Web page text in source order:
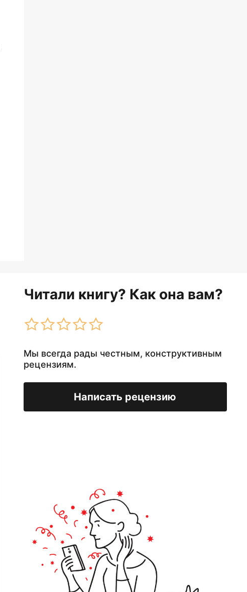
Читали книгу? Как она вам?
Мы всегда рады честным, конструктивным
рецензиям.
Написать рецензию